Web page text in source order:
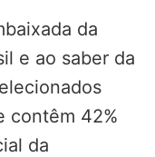
da
e ao saber da
contêm 42%
da